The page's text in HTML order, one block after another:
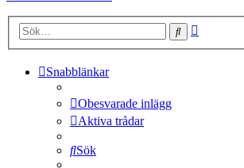
Sök
Snabblänkar
Obesvarade inlägg
Aktiva trådar
Sök